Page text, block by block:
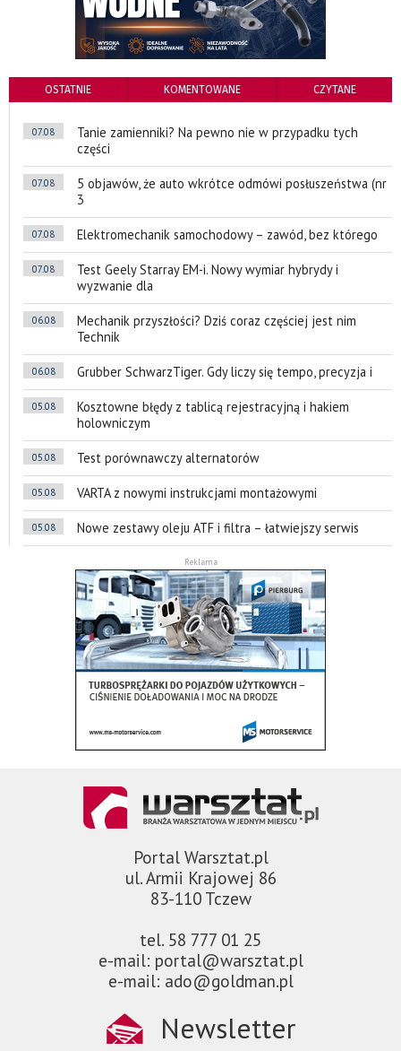
OSTATNIE KOMENTOWANE CZYTANE
07.08
Tanie zamienniki? Na pewno nie w przypadku tych
części
07.08
5 objawów, że auto wkrótce odmówi posłuszeństwa (nr
3
07.08 Elektromechanik samochodowy – zawód, bez którego
07.08
Test Geely Starray EM-i. Nowy wymiar hybrydy i
wyzwanie dla
06.08
Mechanik przyszłości? Dziś coraz częściej jest nim
Technik
06.08 Grubber SchwarzTiger. Gdy liczy się tempo, precyzja i
05.08
Kosztowne błędy z tablicą rejestracyjną i hakiem
holowniczym
05.08 Test porównawczy alternatorów
05.08 VARTA z nowymi instrukcjami montażowymi
05.08 Nowe zestawy oleju ATF i filtra – łatwiejszy serwis
Reklama
Portal Warsztat.pl
ul. Armii Krajowej 86
83-110 Tczew
tel. 58 777 01 25
e-mail: portal@warsztat.pl
e-mail: ado@goldman.pl
Newsletter